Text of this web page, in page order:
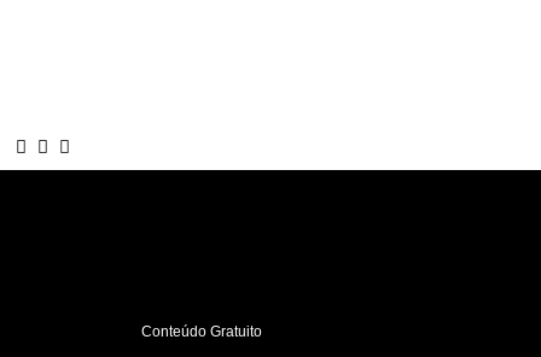
Conteúdo Gratuito